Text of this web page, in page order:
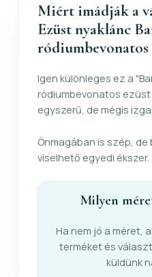
Miért imádják a
Ezüst nyaklánc
ródiumbevonatos
Igen különleges ez a
ródiumbevonatos ezüst
egyszerű, de mégis
Önmagában is szép, de
viselhető egyedi ékszer.
Milyen
Ha nem jó a méret,
terméket és
küldünk